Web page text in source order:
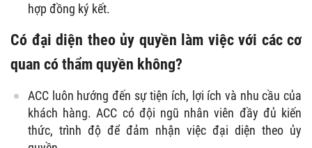
hợp đồng ký kết.
Có đại diện theo ủy quyền làm việc với các cơ
quan có thẩm quyền không?
ACC luôn hướng đến sự tiện ích, lợi ích và nhu cầu của
khách hàng. ACC có đội ngũ nhân viên đầy đủ kiến
thức, trình độ để đảm nhận việc đại diện theo ủy